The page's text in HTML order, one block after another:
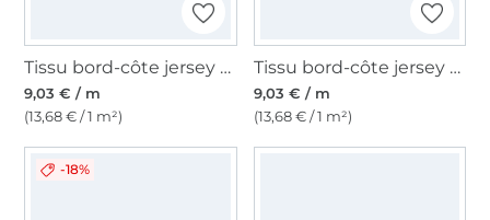
Tissu bord-côte jersey tubulaire lisse, beige
9,03 € / m
(13,68 € / 1 m²)
Tissu bord-côte jersey tubulaire lisse, marine
9,03 € / m
(13,68 € / 1 m²)
-18%